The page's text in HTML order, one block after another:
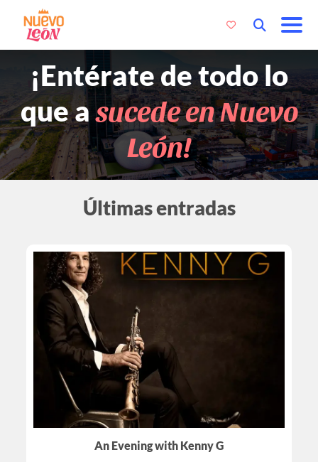
¡Entérate de todo lo
que asucede en Nuevo
León!
Últimas entradas
An Evening with Kenny G